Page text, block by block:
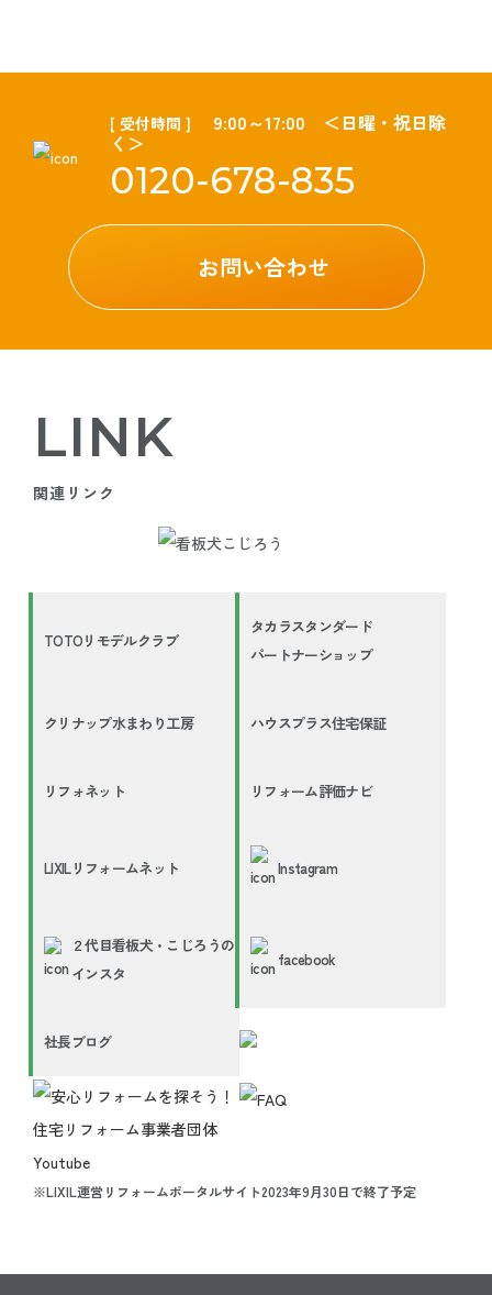
[ 受付時間 ] 9:00～17:00 ＜日曜・祝日除
く＞
0120-678-835
お問い合わせ
LINK
関連リンク
TOTOリモデルクラブ
タカラスタンダード
パートナーショップ
クリナップ水まわり工房 ハウスプラス住宅保証
リフォネット リフォーム評価ナビ
LIXILリフォームネット Instagram
２代目看板犬・こじろうの
インスタ
facebook
社長ブログ
※LIXIL運営リフォームポータルサイト2023年9月30日で終了予定